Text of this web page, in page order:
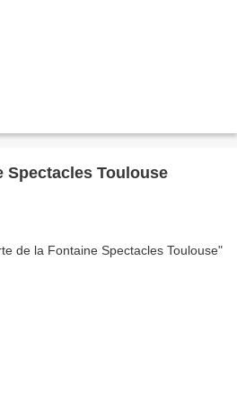
Spectacles Toulouse